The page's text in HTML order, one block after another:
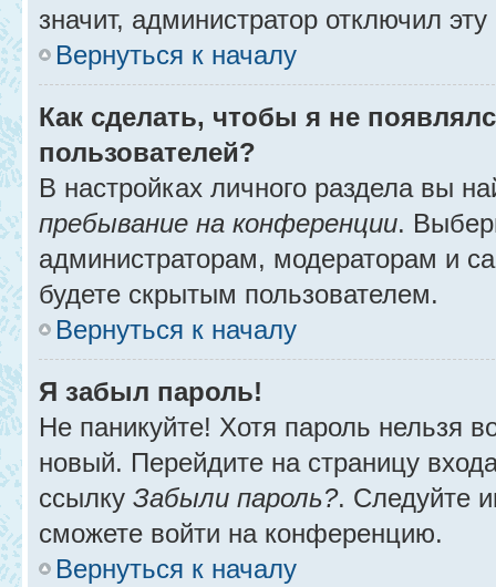
значит, администратор отключил
Вернуться к началу
Как сделать, чтобы я не
пользователей?
В настройках личного раздела вы
пребывание на конференции.
администраторам, модераторам и
будете скрытым пользователем.
Вернуться к началу
Я забыл пароль!
Не паникуйте! Хотя пароль нельзя
новый. Перейдите на страницу
ссылку Забыли пароль?. Следуйте
сможете войти на конференцию.
Вернуться к началу